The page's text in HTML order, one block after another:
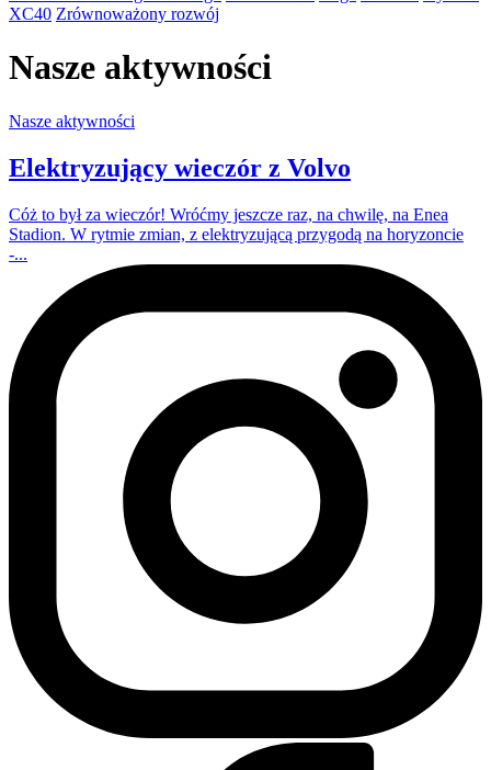
XC40 Zrównoważony rozwój
Nasze aktywności
Nasze aktywności
Elektryzujący wieczór z Volvo
Cóż to był za wieczór! Wróćmy jeszcze raz, na chwilę, na Enea
Stadion. W rytmie zmian, z elektryzującą przygodą na horyzoncie
-...